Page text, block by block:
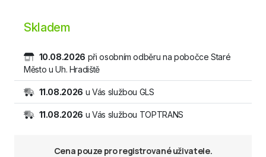
Skladem
10.08.2026 při osobním odběru na pobočce Staré
Město u Uh. Hradiště
11.08.2026 u Vás službou GLS
11.08.2026 u Vás službou TOPTRANS
Cena pouze pro registrované uživatele.